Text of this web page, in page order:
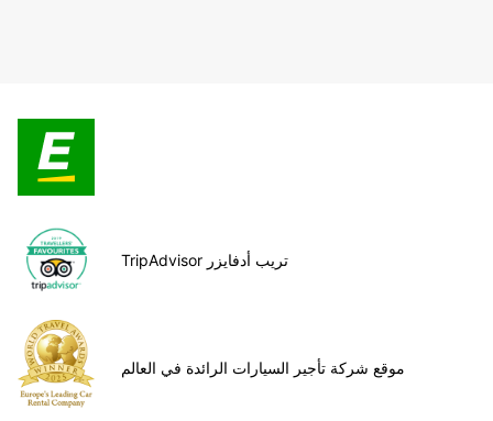
TripAdvisor تريب أدفايزر
موقع شركة تأجير السيارات الرائدة في العالم